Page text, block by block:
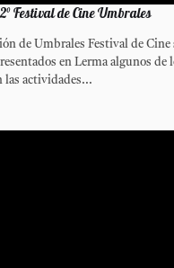
Festival de Cine Umbrales
de Umbrales Festival de Cine
en Lerma algunos de
las actividades...